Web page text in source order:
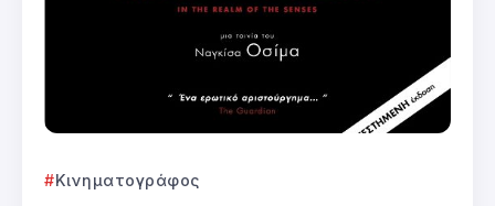
Κινηματογράφος